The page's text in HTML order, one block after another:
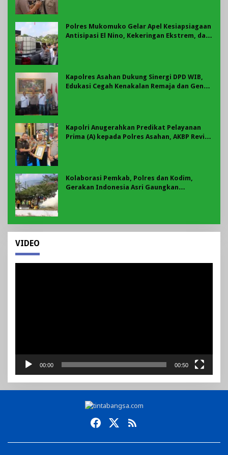
Polres Mukomuko Gelar Apel Kesiapsiagaan
Antisipasi El Nino, Kekeringan Ekstrem, dan
Kapolres Asahan Dukung Sinergi DPD WIB,
Edukasi Cegah Kenakalan Remaja dan Geng
Kapolri Anugerahkan Predikat Pelayanan
Prima (A) kepada Polres Asahan, AKBP Revi
Kolaborasi Pemkab, Polres dan Kodim,
Gerakan Indonesia Asri Gaungkan
VIDEO
00:00 00:50